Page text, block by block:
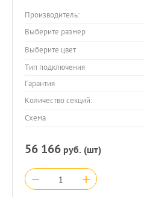
Производитель:
Выберите размер
Выберите цвет
Тип подключения
Гарантия
Количество секций:
Схема
56 166 руб. (шт)
− +